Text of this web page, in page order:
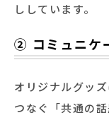
ししています。
② コミュニケ
オリジナルグッ
つなぐ「共通の